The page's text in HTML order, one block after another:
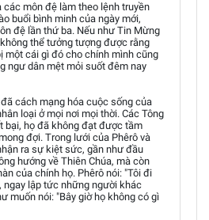
các môn đệ làm theo lệnh truyền
buổi bình minh của ngày mới,
đệ lần thứ ba. Nếu như Tin Mừng
thể tưởng tượng được rằng
một cái gì đó cho chính mình cũng
ngư dân mệt mỏi suốt đêm nay
cách mạng hóa cuộc sống của
loại ở mọi nơi mọi thời. Các Tông
bại, họ đã không đạt được tầm
đợi. Trong lưới của Phêrô và
ra sự kiệt sức, gần như đầu
hướng về Thiên Chúa, mà còn
của chính họ. Phêrô nói: "Tôi đi
ngay lập tức những người khác
muốn nói: "Bây giờ họ không có gì